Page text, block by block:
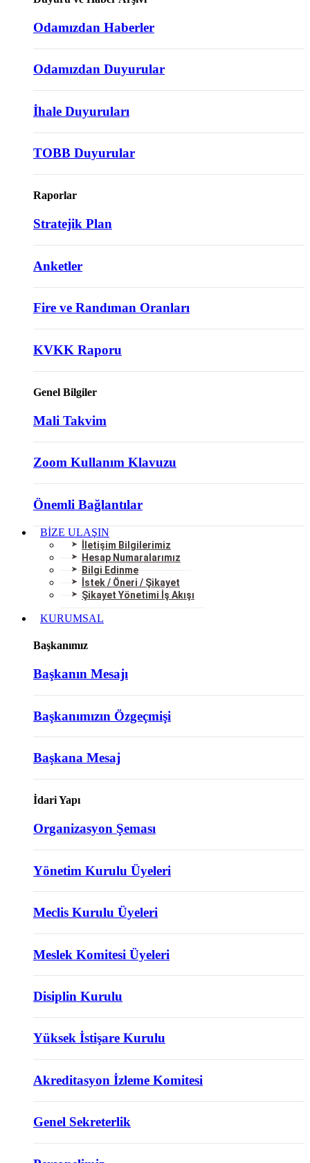
Odamızdan Haberler
Odamızdan Duyurular
İhale Duyuruları
TOBB Duyurular
Raporlar
Stratejik Plan
Anketler
Fire ve Randıman Oranları
KVKK Raporu
Genel Bilgiler
Mali Takvim
Zoom Kullanım Klavuzu
Önemli Bağlantılar
BİZE ULAŞIN
İletişim Bilgilerimiz
Hesap Numaralarımız
Bilgi Edinme
İstek / Öneri / Şikayet
Şikayet Yönetimi İş Akışı
KURUMSAL
Başkanımız
Başkanın Mesajı
Başkanımızın Özgeçmişi
Başkana Mesaj
İdari Yapı
Organizasyon Şeması
Yönetim Kurulu Üyeleri
Meclis Kurulu Üyeleri
Meslek Komitesi Üyeleri
Disiplin Kurulu
Yüksek İstişare Kurulu
Akreditasyon İzleme Komitesi
Genel Sekreterlik